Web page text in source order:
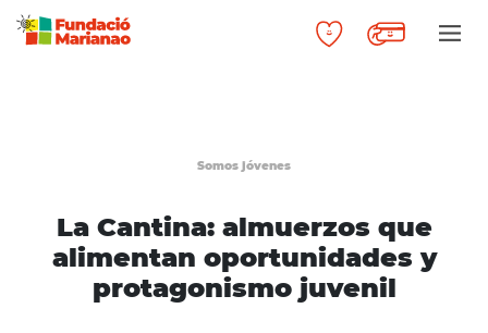
Somos jóvenes
La Cantina: almuerzos que
alimentan oportunidades y
protagonismo juvenil